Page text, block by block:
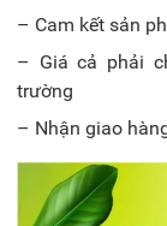
– Cam kết sản
– Giá cả phải
trường
– Nhận giao